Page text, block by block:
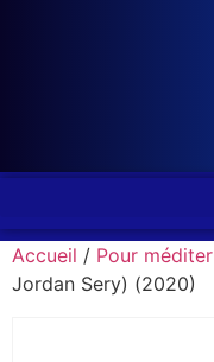
Accueil / Pour méditer
Jordan Sery) (2020)